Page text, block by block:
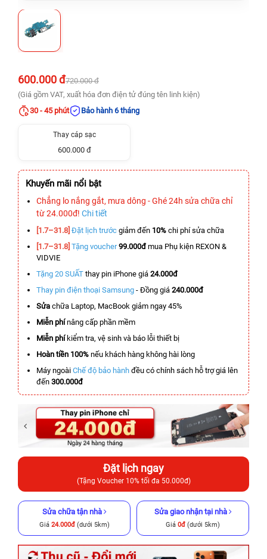
600.000 đ720.000 đ
(Giá gồm VAT, xuất hóa đơn điện tử đúng tên linh kiện)
30 - 45 phút
Bảo hành 6 tháng
Thay cáp sạc
600.000 đ
Khuyến mãi nổi bật
Chẳng lo nắng gắt, mưa dông - Ghé 24h sửa chữa chỉ
từ 24.000đ! Chi tiết
[1.7–31.8] Đặt lịch trước giảm đến 10% chi phí sửa chữa
[1.7–31.8] Tặng voucher 99.000đmua Phụ kiện REXON &
VIDVIE
Tặng 20 SUẤT thay pin iPhone giá 24.000đ
Thay pin điện thoại Samsung - Đồng giá 240.000đ
Sửa chữa Laptop, MacBook giảm ngay 45%
Miễn phínâng cấp phần mềm
Miễn phíkiểm tra, vệ sinh và báo lỗi thiết bị
Hoàn tiền 100% nếu khách hàng không hài lòng
Máy ngoài Chế độ bảo hành đều có chính sách hỗ trợ giá lên
đến 300.000đ
Đặt lịch ngay
(Tặng Voucher 10% tối đa 50.000đ)
Sửa chữa tận nhà
Giá 24.000đ(dưới 5km)
Sửa giao nhận tại nhà
Giá 0đ (dưới 5km)